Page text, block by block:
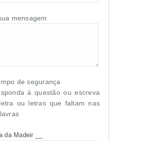
mensagem
de segurança
à questão ou escreva
ou letras que faltam nas
da Madeir __